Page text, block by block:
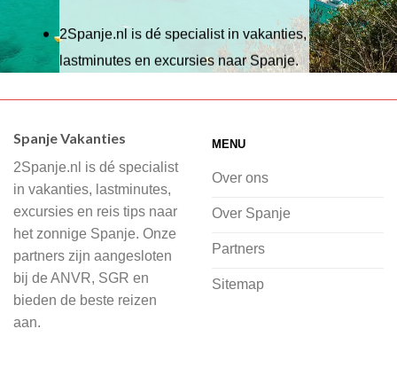
2Spanje.nl is dé specialist in vakanties,
lastminutes en excursies naar Spanje.
Wij hebben een breed scala aan
of je nu wilt relaxen op het strand,
cultuur wilt ontdekken of avontuur zoekt
in de natuur.
Bij 2Spanje.nl begint de voorpret al
voordat je het vliegtuig instapt, door
inspiratie op te doen over dit zonnige
Spanje Vakanties
2Spanje.nl is dé specialist
in vakanties, lastminutes,
excursies en reis tips naar
het zonnige Spanje. Onze
partners zijn aangesloten
bij de ANVR, SGR en
bieden de beste reizen
aan.
MENU
Over ons
Over Spanje
Partners
Sitemap